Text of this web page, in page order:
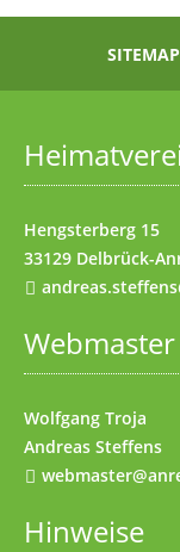
Zur
Zur Unternavigation
Startseite(Access
Impressum
Kontakt(Access
SITEMAP
Hengsterberg 15
33129 Delbrück-
Webmaster
Wolfgang Troja
Andreas Steffens
Hinweise